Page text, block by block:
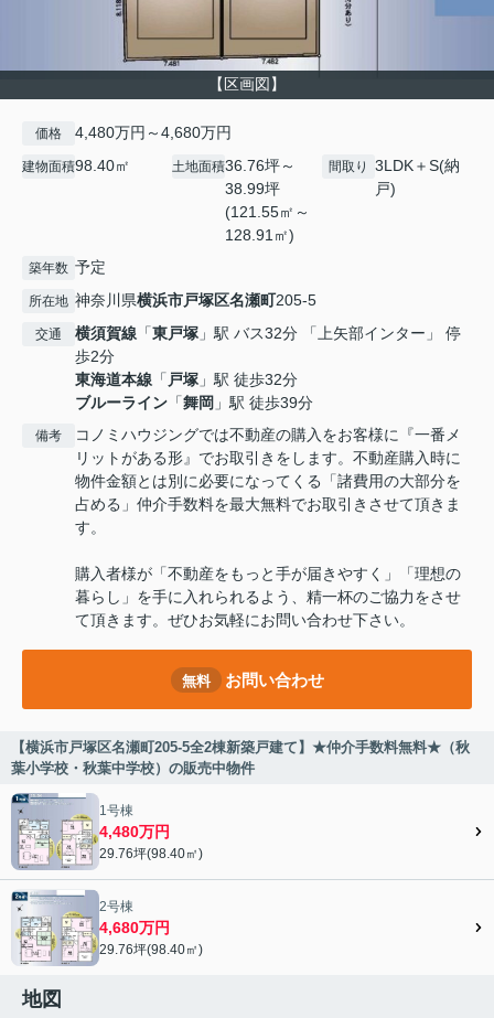
【区画図】
価格 4,480万円～4,680万円
建物面積98.40㎡ 土地面積36.76坪～
38.99坪
(121.55㎡～
128.91㎡)
間取り
3LDK＋S(納
戸)
築年数 予定
所在地 神奈川県横浜市戸塚区名瀬町205-5
交通 横須賀線 「東戸塚 」駅 バス32分 「上矢部インター」 停
歩2分
東海道本線 「 戸塚 」駅 徒歩32分
ブルーライン 「舞岡 」駅 徒歩39分
備考
コノミハウジングでは不動産の購入をお客様に『一番メ
リットがある形』でお取引きをします。不動産購入時に
物件金額とは別に必要になってくる「諸費用の大部分を
占める」仲介手数料を最大無料でお取引きさせて頂きま
す。
購入者様が「不動産をもっと手が届きやすく」「理想の
暮らし」を手に入れられるよう、精一杯のご協力をさせ
て頂きます。ぜひお気軽にお問い合わせ下さい。
無料 お問い合わせ
【横浜市戸塚区名瀬町205-5全2棟新築戸建て】★仲介手数料無料★（秋
葉小学校・秋葉中学校）の販売中物件
1号棟
4,480万円
29.76坪(98.40㎡)
2号棟
4,680万円
29.76坪(98.40㎡)
地図